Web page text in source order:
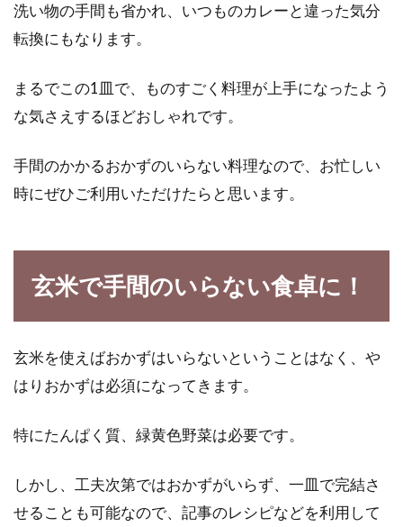
洗い物の手間も省かれ、いつものカレーと違った気分
転換にもなります。
まるでこの1皿で、ものすごく料理が上手になったよう
な気さえするほどおしゃれです。
手間のかかるおかずのいらない料理なので、お忙しい
時にぜひご利用いただけたらと思います。
玄米で手間のいらない食卓に！
玄米を使えばおかずはいらないということはなく、や
はりおかずは必須になってきます。
特にたんぱく質、緑黄色野菜は必要です。
しかし、工夫次第ではおかずがいらず、一皿で完結さ
せることも可能なので、記事のレシピなどを利用して